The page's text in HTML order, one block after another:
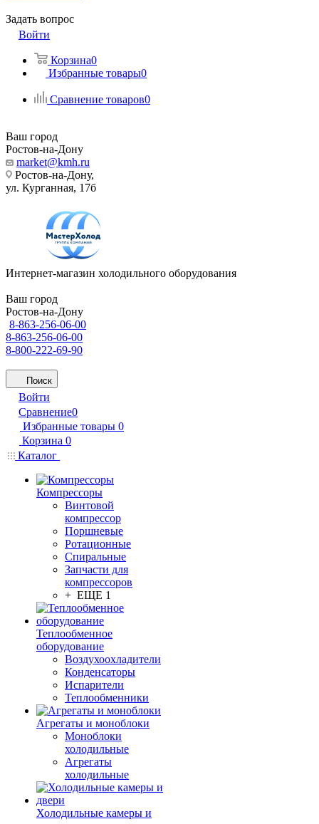
Задать вопрос
Войти
Корзина0
Избранные товары0
Сравнение товаров0
Ваш город
Ростов-на-Дону
market@kmh.ru
Ростов-на-Дону,
ул. Курганная, 17б
Интернет-магазин холодильного оборудования
Ваш город
Ростов-на-Дону
8-863-256-06-00
8-863-256-06-00
8-800-222-69-90
Поиск
Войти
Сравнение0
Избранные товары 0
Корзина 0
Каталог
Компрессоры
Винтовой
компрессор
Поршневые
Ротационные
Спиральные
Запчасти для
компрессоров
+ ЕЩЕ 1
Теплообменное
оборудование
Воздухоохладители
Конденсаторы
Испарители
Теплообменники
Агрегаты и моноблоки
Моноблоки
холодильные
Агрегаты
холодильные
Холодильные камеры и